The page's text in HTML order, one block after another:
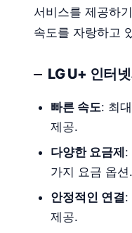
서비스를 제공하
속도를 자랑하고
LG U+ 인터
빠른 속도: 최
제공.
다양한 요금제 :
가지 요금 옵션.
안정적인 연결:
제공.